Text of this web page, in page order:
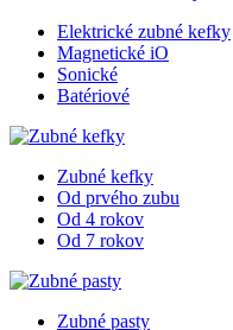
Elektrické zubné kefky
Magnetické iO
Sonické
Batériové
Zubné kefky
Od prvého zubu
Od 4 rokov
Od 7 rokov
Zubné pasty